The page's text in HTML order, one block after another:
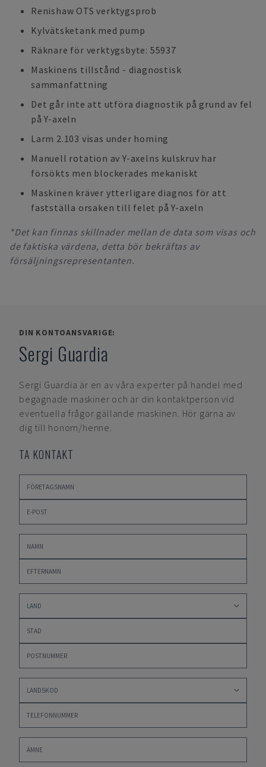
Renishaw OTS verktygsprob
Kylvätsketank med pump
Räknare för verktygsbyte: 55937
Maskinens tillstånd - diagnostisk
sammanfattning
Det går inte att utföra diagnostik på grund av fel
på Y-axeln
Larm 2.103 visas under homing
Manuell rotation av Y-axelns kulskruv har
försökts men blockerades mekaniskt
Maskinen kräver ytterligare diagnos för att
fastställa orsaken till felet på Y-axeln
*Det kan finnas skillnader mellan de data som visas och
de faktiska värdena, detta bör bekräftas av
försäljningsrepresentanten.
DIN KONTOANSVARIGE:
Sergi Guardia
Sergi Guardia är en av våra experter på handel med
begagnade maskiner och är din kontaktperson vid
eventuella frågor gällande maskinen. Hör gärna av
dig till honom/henne.
TA KONTAKT